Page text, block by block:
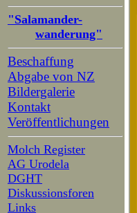
"Salamander-
wanderung"
Beschaffung
Abgabe von NZ
Bildergalerie
Kontakt
Veröffentlichungen
Molch Register
AG Urodela
DGHT
Diskussionsforen
Links